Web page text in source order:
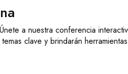
a nuestra conferencia
clave y brindarán